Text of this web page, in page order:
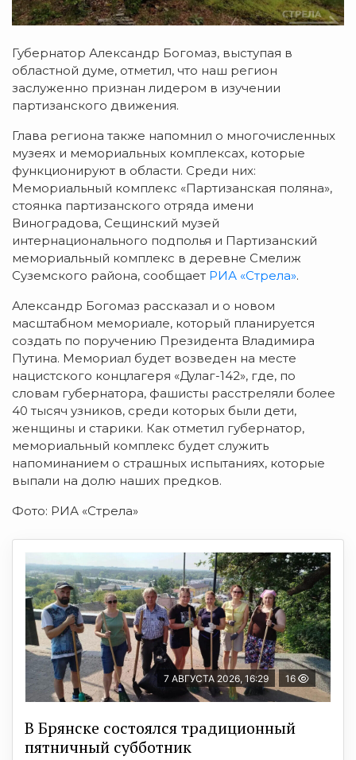
Губернатор Александр Богомаз, выступая в
областной думе, отметил, что наш регион
заслуженно признан лидером в изучении
партизанского движения.
Глава региона также напомнил о многочисленных
музеях и мемориальных комплексах, которые
функционируют в области. Среди них:
Мемориальный комплекс «Партизанская поляна»,
стоянка партизанского отряда имени
Виноградова, Сещинский музей
интернационального подполья и Партизанский
мемориальный комплекс в деревне Смелиж
Суземского района, сообщает РИА «Стрела».
Александр Богомаз рассказал и о новом
масштабном мемориале, который планируется
создать по поручению Президента Владимира
Путина. Мемориал будет возведен на месте
нацистского концлагеря «Дулаг-142», где, по
словам губернатора, фашисты расстреляли более
40 тысяч узников, среди которых были дети,
женщины и старики. Как отметил губернатор,
мемориальный комплекс будет служить
напоминанием о страшных испытаниях, которые
выпали на долю наших предков.
Фото: РИА «Стрела»
7 АВГУСТА 2026, 16:29 16
В Брянске состоялся традиционный
пятничный субботник